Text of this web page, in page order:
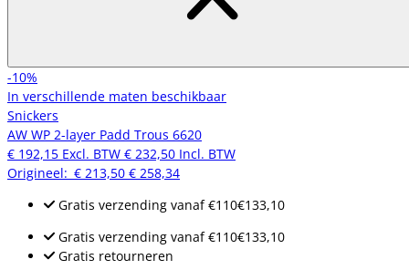
-10%
In verschillende maten beschikbaar
Snickers
AW WP 2-layer Padd Trous 6620
€ 192,15 Excl. BTW € 232,50 Incl. BTW
Origineel: € 213,50 € 258,34
Gratis verzending vanaf€110€133,10
Gratis verzending vanaf€110€133,10
Gratis retourneren